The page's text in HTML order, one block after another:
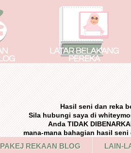
Hasil seni dan reka
Sila hubungi saya di
Anda TIDAK
mana-mana bahagian hasil seni
PAKEJ REKAAN BLOG LAIN-